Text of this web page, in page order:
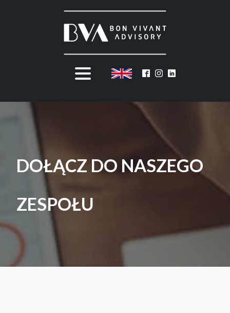
DOŁĄCZ DO NASZEGO
ZESPOŁU